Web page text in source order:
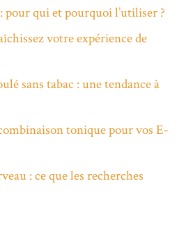
pour qui et pourquoi l’utiliser ?
votre expérience de
sans tabac : une tendance à
tonique pour vos E-
: ce que les recherches